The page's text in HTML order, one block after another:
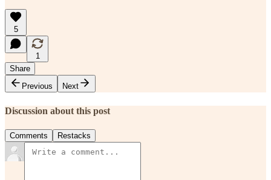
5
1
Share
Previous
Next
Discussion about this post
Comments Restacks